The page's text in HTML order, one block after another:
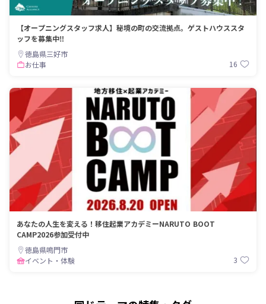
【オープニングスタッフ求人】秘境の町の交流拠点。ゲストハウススタ
ッフを募集中‼
徳島県三好市
お仕事
16
あなたの人生を変える！移住起業アカデミーNARUTO BOOT
CAMP2026参加受付中
徳島県鳴門市
イベント・体験
3